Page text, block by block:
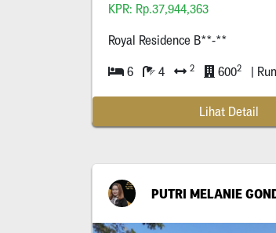
KPR: Rp.37,944,363
Royal Residence B**-**
6 4 2 6002 |
Lihat Detail